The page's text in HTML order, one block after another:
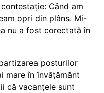
Când am
opri din plâns. Mi-
nu a fost corectată în
posturilor
mare în învățământ
că vacanțele sunt